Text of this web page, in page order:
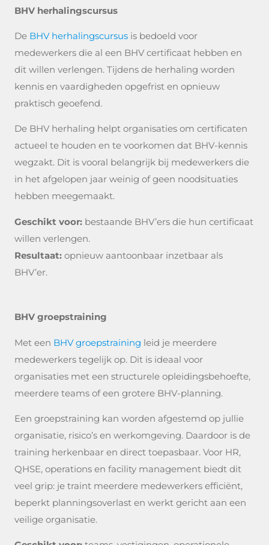
BHV herhalingscursus
De BHV herhalingscursus is bedoeld voor
medewerkers die al een BHV certificaat hebben en
dit willen verlengen. Tijdens de herhaling worden
kennis en vaardigheden opgefrist en opnieuw
praktisch geoefend.
De BHV herhaling helpt organisaties om certificaten
actueel te houden en te voorkomen dat BHV-kennis
wegzakt. Dit is vooral belangrijk bij medewerkers die
in het afgelopen jaar weinig of geen noodsituaties
hebben meegemaakt.
Geschikt voor: bestaande BHV’ers die hun certificaat
willen verlengen.
Resultaat: opnieuw aantoonbaar inzetbaar als
BHV’er.
BHV groepstraining
Met een BHV groepstraining leid je meerdere
medewerkers tegelijk op. Dit is ideaal voor
organisaties met een structurele opleidingsbehoefte,
meerdere teams of een grotere BHV-planning.
Een groepstraining kan worden afgestemd op jullie
organisatie, risico’s en werkomgeving. Daardoor is de
training herkenbaar en direct toepasbaar. Voor HR,
QHSE, operations en facility management biedt dit
veel grip: je traint meerdere medewerkers efficiënt,
beperkt planningsoverlast en werkt gericht aan een
veilige organisatie.